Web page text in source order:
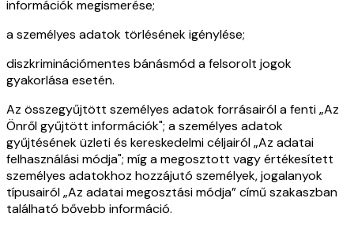
információk megismerése;
a személyes adatok törlésének igénylése;
diszkriminációmentes bánásmód a felsorolt jogok
gyakorlása esetén.
Az összegyűjtött személyes adatok forrásairól a fenti „Az
Önről gyűjtött információk"; a személyes adatok
gyűjtésének üzleti és kereskedelmi céljairól „Az adatai
felhasználási módja"; míg a megosztott vagy értékesített
személyes adatokhoz hozzájutó személyek, jogalanyok
típusairól „Az adatai megosztási módja” című szakaszban
található bővebb információ.